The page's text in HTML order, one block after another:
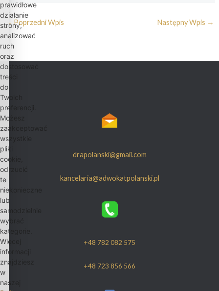
←Poprzedni Wpis Następny Wpis →
drapolanski@gmail.com
kancelaria@adwokatpolanski.pl
+48 782 082 575
+48 723 856 566
prawidłowe
działanie
strony,
analizować
ruch
oraz
dostosować
treści
do
Twoich
preferencji.
Możesz
zaakceptować
wszystkie
pliki
cookie,
odrzucić
te
niekonieczne
lub
samodzielnie
wybrać
kategorie.
Więcej
informacji
znajdziesz
w
naszej